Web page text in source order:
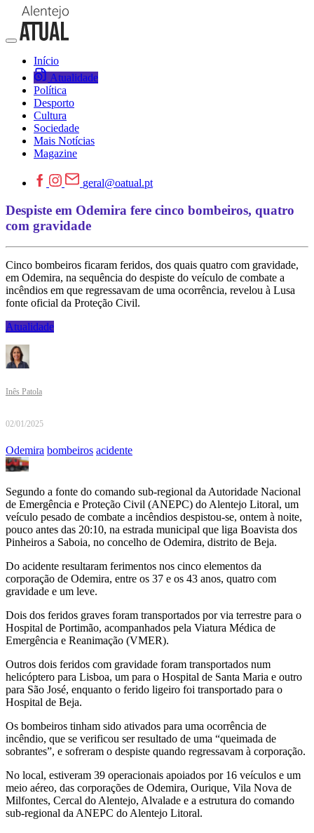
Início
Atualidade
Política
Desporto
Cultura
Sociedade
Mais Notícias
Magazine
geral@oatual.pt
Despiste em Odemira fere cinco bombeiros, quatro
com gravidade
Cinco bombeiros ficaram feridos, dos quais quatro com gravidade,
em Odemira, na sequência do despiste do veículo de combate a
incêndios em que regressavam de uma ocorrência, revelou à Lusa
fonte oficial da Proteção Civil.
Atualidade
Inês Patola
02/01/2025
Odemira bombeiros acidente
Segundo a fonte do comando sub-regional da Autoridade Nacional
de Emergência e Proteção Civil (ANEPC) do Alentejo Litoral, um
veículo pesado de combate a incêndios despistou-se, ontem à noite,
pouco antes das 20:10, na estrada municipal que liga Boavista dos
Pinheiros a Saboia, no concelho de Odemira, distrito de Beja.
Do acidente resultaram ferimentos nos cinco elementos da
corporação de Odemira, entre os 37 e os 43 anos, quatro com
gravidade e um leve.
Dois dos feridos graves foram transportados por via terrestre para o
Hospital de Portimão, acompanhados pela Viatura Médica de
Emergência e Reanimação (VMER).
Outros dois feridos com gravidade foram transportados num
helicóptero para Lisboa, um para o Hospital de Santa Maria e outro
para São José, enquanto o ferido ligeiro foi transportado para o
Hospital de Beja.
Os bombeiros tinham sido ativados para uma ocorrência de
incêndio, que se verificou ser resultado de uma “queimada de
sobrantes”, e sofreram o despiste quando regressavam à corporação.
No local, estiveram 39 operacionais apoiados por 16 veículos e um
meio aéreo, das corporações de Odemira, Ourique, Vila Nova de
Milfontes, Cercal do Alentejo, Alvalade e a estrutura do comando
sub-regional da ANEPC do Alentejo Litoral.